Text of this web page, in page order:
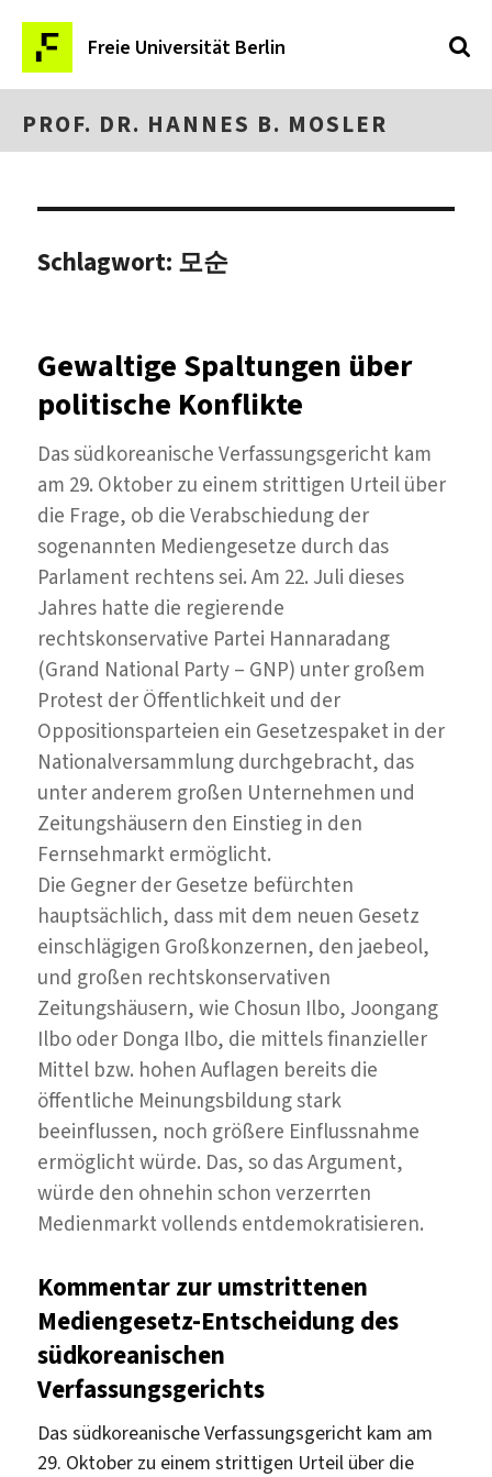
Freie Universität Berlin
PROF. DR. HANNES B. MOSLER
Schlagwort: 모순
Gewaltige Spaltungen über
politische Konflikte
Das südkoreanische Verfassungsgericht kam
am 29. Oktober zu einem strittigen Urteil über
die Frage, ob die Verabschiedung der
sogenannten Mediengesetze durch das
Parlament rechtens sei. Am 22. Juli dieses
Jahres hatte die regierende
rechtskonservative Partei Hannaradang
(Grand National Party – GNP) unter großem
Protest der Öffentlichkeit und der
Oppositionsparteien ein Gesetzespaket in der
Nationalversammlung durchgebracht, das
unter anderem großen Unternehmen und
Zeitungshäusern den Einstieg in den
Fernsehmarkt ermöglicht.
Die Gegner der Gesetze befürchten
hauptsächlich, dass mit dem neuen Gesetz
einschlägigen Großkonzernen, den jaebeol,
und großen rechtskonservativen
Zeitungshäusern, wie Chosun Ilbo, Joongang
Ilbo oder Donga Ilbo, die mittels finanzieller
Mittel bzw. hohen Auflagen bereits die
öffentliche Meinungsbildung stark
beeinflussen, noch größere Einflussnahme
ermöglicht würde. Das, so das Argument,
würde den ohnehin schon verzerrten
Medienmarkt vollends entdemokratisieren.
Kommentar zur umstrittenen
Mediengesetz-Entscheidung des
südkoreanischen
Verfassungsgerichts
Das südkoreanische Verfassungsgericht kam am
29. Oktober zu einem strittigen Urteil über die